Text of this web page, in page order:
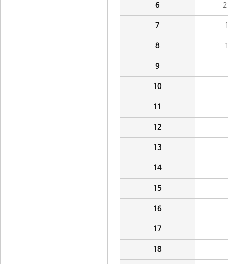
6
7
8
9
10
11
12
13
14
15
16
17
18